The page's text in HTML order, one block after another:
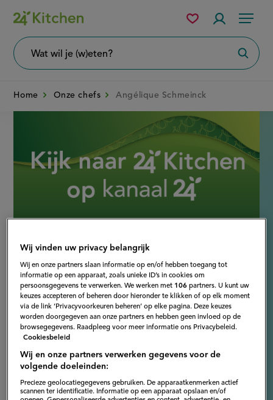
Overslaan
en
naar
Menu
wil
Mijn
bewaarde
Home Onze chefs Angélique Schmeinck
Angélique Schmeinck
Chef
Wij vinden uw privacy belangrijk
Wij en onze partners slaan informatie op en/of hebben toegang tot
informatie op een apparaat, zoals unieke ID’s in cookies om
persoonsgegevens te verwerken. We werken met 106 partners. U kunt uw
keuzes accepteren of beheren door hieronder te klikken of op elk moment
via de link ‘Privacyvoorkeuren beheren’ op elke pagina. Deze keuzes
worden doorgegeven aan onze partners en hebben geen invloed op de
browsegegevens. Raadpleeg voor meer informatie ons Privacybeleid.
Cookiesbeleid
Wij en onze partners verwerken gegevens voor de
volgende doeleinden:
Precieze geolocatiegegevens gebruiken. De apparaatkenmerken actief
scannen ter identificatie. Informatie op een apparaat opslaan en/of